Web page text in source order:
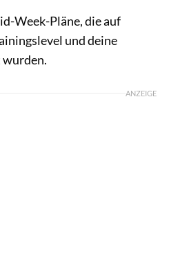
Week-Pläne, die auf
und deine
ANZEIGE